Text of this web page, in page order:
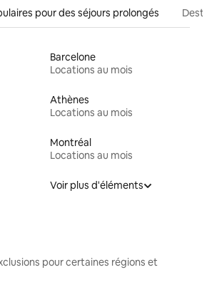
pour des séjours prolongés
Barcelone
Locations au mois
Athènes
Locations au mois
Montréal
Locations au mois
Voir plus d'éléments
pour certaines régions et